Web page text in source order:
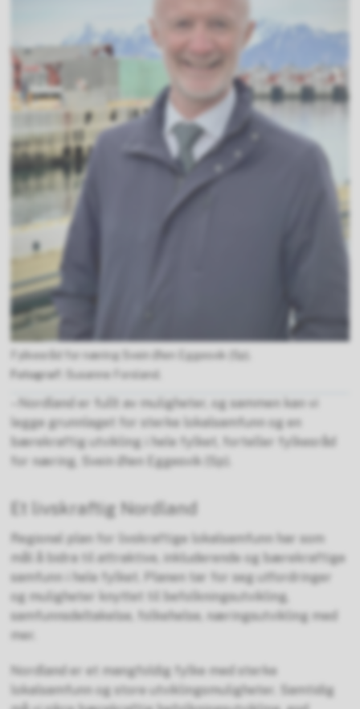
Fylkesråd for næring Svein Øien Eggesvik (Sp).
Susanne Forsland.
– Nordland er fullt av muligheter, og sammen kan vi
legge grunnlaget for sterke lokalsamfunn og en
bærekraftig utvikling i hele fylket, forteller fylkesråd
for næring, Svein Øien Eggesvik (Sp).
Et livskraftig Nordland
Regional plan for livskraftige lokalsamfunn har som
mål å bidra til attraktive, inkluderende og bærekraftige
samfunn i hele fylket. Planen tar for seg utfordringer
og muligheter knyttet til befolkningsutvikling,
samfunnsdeltakelse, folkehelse, næringsutvikling med
mer.
Nordland er et mangfoldig fylke med sterke
lokalsamfunn og store utviklingsmuligheter. Samtidig